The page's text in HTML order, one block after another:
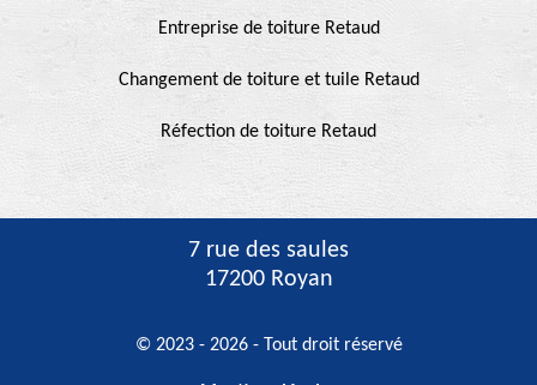
Entreprise de toiture Retaud
Changement de toiture et tuile Retaud
Réfection de toiture Retaud
7 rue des saules
17200 Royan
© 2023 - 2026 - Tout droit réservé